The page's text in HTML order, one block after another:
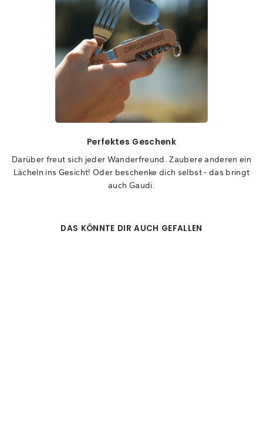
Perfektes Geschenk
Darüber freut sich jeder Wanderfreund. Zaubere anderen ein
Lächeln ins Gesicht! Oder beschenke dich selbst - das bringt
auch Gaudi.
DAS KÖNNTE DIR AUCH GEFALLEN